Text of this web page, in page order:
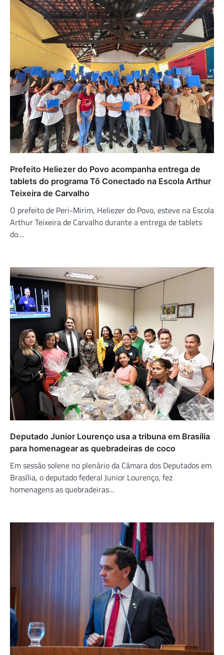
Prefeito Heliezer do Povo acompanha entrega de
tablets do programa Tô Conectado na Escola Arthur
Teixeira de Carvalho
O prefeito de Peri-Mirim, Heliezer do Povo, esteve na Escola
Arthur Teixeira de Carvalho durante a entrega de tablets
do…
Deputado Junior Lourenço usa a tribuna em Brasília
para homenagear as quebradeiras de coco
Em sessão solene no plenário da Câmara dos Deputados em
Brasília, o deputado federal Junior Lourenço, fez
homenagens as quebradeiras…